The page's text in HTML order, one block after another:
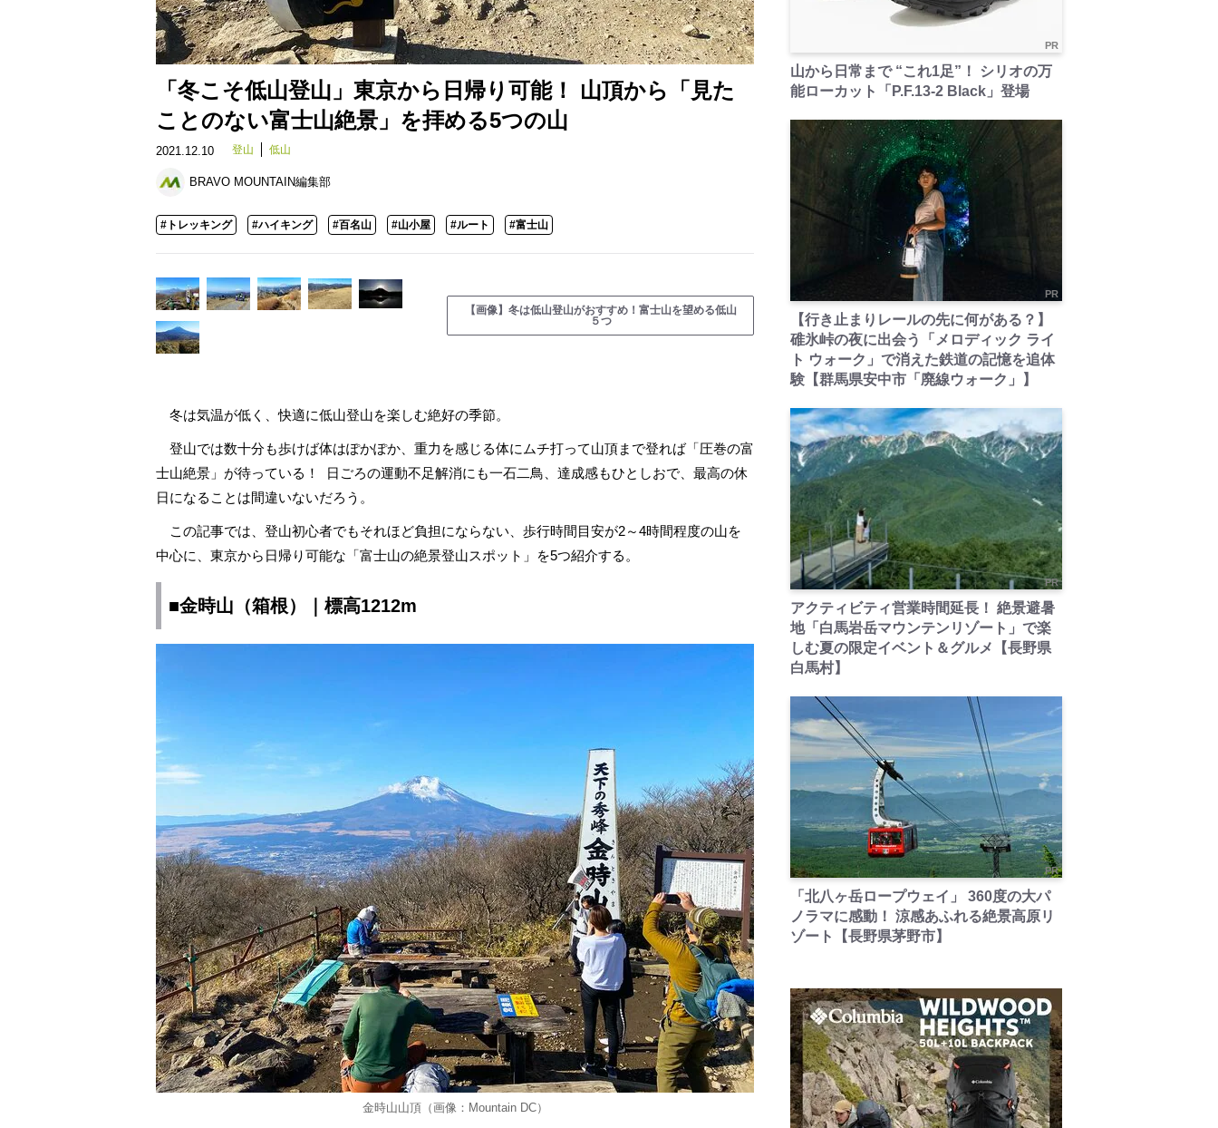
「冬こそ低山登山」東京から日帰り可能！ 山頂から「見た
ことのない富士山絶景」を拝める5つの山
2021.12.10 登山 低山
BRAVO MOUNTAIN編集部
#トレッキング #ハイキング #百名山 #山小屋 #ルート #富士山
【画像】冬は低山登山がおすすめ！富士山を望める低山
５つ
冬は気温が低く、快適に低山登山を楽しむ絶好の季節。
登山では数十分も歩けば体はぽかぽか、重力を感じる体にムチ打って山頂まで登れば「圧巻の富
士山絶景」が待っている！ 日ごろの運動不足解消にも一石二鳥、達成感もひとしおで、最高の休
日になることは間違いないだろう。
この記事では、登山初心者でもそれほど負担にならない、歩行時間目安が2～4時間程度の山を
中心に、東京から日帰り可能な「富士山の絶景登山スポット」を5つ紹介する。
■金時山（箱根）｜標高1212m
金時山山頂（画像：Mountain DC）
PR
山から日常まで “これ1足”！ シリオの万
能ローカット「P.F.13-2 Black」登場
PR
【行き止まりレールの先に何がある？】
碓氷峠の夜に出会う「メロディック ライ
ト ウォーク」で消えた鉄道の記憶を追体
験【群馬県安中市「廃線ウォーク」】
PR
アクティビティ営業時間延長！ 絶景避暑
地「白馬岩岳マウンテンリゾート」で楽
しむ夏の限定イベント＆グルメ【長野県
白馬村】
PR
「北八ヶ岳ロープウェイ」 360度の大パ
ノラマに感動！ 涼感あふれる絶景高原リ
ゾート【長野県茅野市】